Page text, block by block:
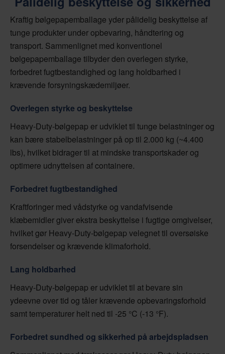
Kraftig bølgepapemballage yder pålidelig beskyttelse af
tunge produkter under opbevaring, håndtering og
transport. Sammenlignet med konventionel
bølgepapemballage tilbyder den overlegen styrke,
forbedret fugtbestandighed og lang holdbarhed i
krævende forsyningskædemiljøer.
Overlegen styrke og beskyttelse
Heavy-Duty-bølgepap er udviklet til tunge belastninger og
kan bære stabelbelastninger på op til 2.000 kg (~4.400
lbs), hvilket bidrager til at mindske transportskader og
optimere udnyttelsen af containere.
Forbedret fugtbestandighed
Kraftforinger med vådstyrke og vandafvisende
klæbemidler giver ekstra beskyttelse i fugtige omgivelser,
hvilket gør Heavy-Duty-bølgepap velegnet til oversøiske
forsendelser og krævende klimaforhold.
Lang holdbarhed
Heavy-Duty-bølgepap er udviklet til at bevare sin
ydeevne over tid og tåler krævende opbevaringsforhold
samt temperaturer helt ned til -25 °C (-13 °F).
Forbedret sundhed og sikkerhed på arbejdspladsen